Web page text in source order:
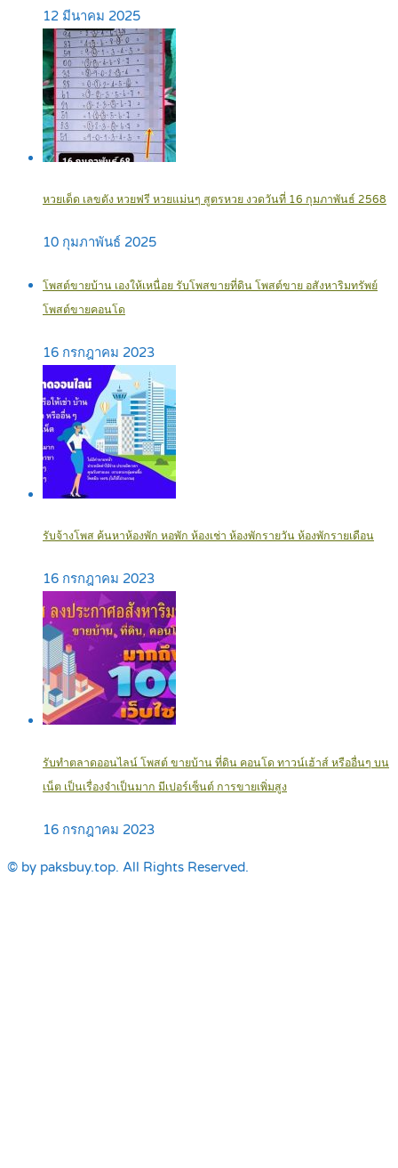
12 มีนาคม 2025
หวยเด็ด เลขดัง หวยฟรี หวยแม่นๆ สูตรหวย งวดวันที่ 16 กุมภาพันธ์ 2568
10 กุมภาพันธ์ 2025
โพสต์ขายบ้าน เองให้เหนื่อย รับโพสขายที่ดิน โพสต์ขาย อสังหาริมทรัพย์
โพสต์ขายคอนโด
16 กรกฎาคม 2023
รับจ้างโพส ค้นหาห้องพัก หอพัก ห้องเช่า ห้องพักรายวัน ห้องพักรายเดือน
16 กรกฎาคม 2023
รับทำตลาดออนไลน์ โพสต์ ขายบ้าน ที่ดิน คอนโด ทาวน์เฮ้าส์ หรืออื่นๆ บน
เน็ต เป็นเรื่องจำเป็นมาก มีเปอร์เซ็นต์ การขายเพิ่มสูง
16 กรกฎาคม 2023
© by paksbuy.top. All Rights Reserved.